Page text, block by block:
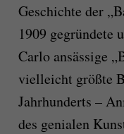
Geschichte der
1909 gegründete
Carlo ansässige
vielleicht größte
Jahrhunderts –
des genialen